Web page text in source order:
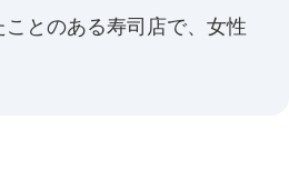
ことのある寿司店で、女性